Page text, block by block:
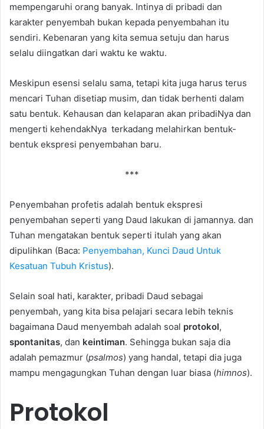
mempengaruhi orang banyak. Intinya di pribadi dan
karakter penyembah bukan kepada penyembahan itu
sendiri. Kebenaran yang kita semua setuju dan harus
selalu diingatkan dari waktu ke waktu.
Meskipun esensi selalu sama, tetapi kita juga harus terus
mencari Tuhan disetiap musim, dan tidak berhenti dalam
satu bentuk. Kehausan dan kelaparan akan pribadiNya dan
mengerti kehendakNya terkadang melahirkan bentuk-
bentuk ekspresi penyembahan baru.
***
Penyembahan profetis adalah bentuk ekspresi
penyembahan seperti yang Daud lakukan di jamannya. dan
Tuhan mengatakan bentuk seperti itulah yang akan
dipulihkan (Baca: Penyembahan, Kunci Daud Untuk
Kesatuan Tubuh Kristus).
Selain soal hati, karakter, pribadi Daud sebagai
penyembah, yang kita bisa pelajari secara lebih teknis
bagaimana Daud menyembah adalah soal protokol,
spontanitas, dan keintiman. Sehingga bukan saja dia
adalah pemazmur (psalmos) yang handal, tetapi dia juga
mampu mengagungkan Tuhan dengan luar biasa (himnos).
Protokol